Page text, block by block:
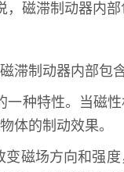
磁滞制动器内部
制动器内部包
种特性。当磁
体的制动效果。
磁场方向和强